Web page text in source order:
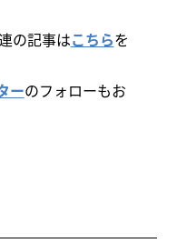
の記事はこちらを
ーのフォローもお